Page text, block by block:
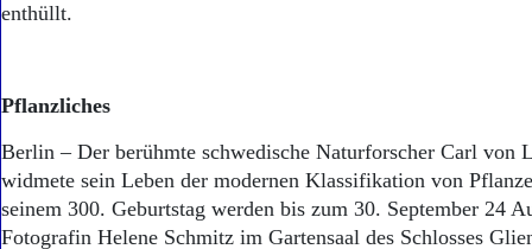
Abo Prämien
Archiv
Mediadaten
enthüllt.
Pflanzliches
Berlin – Der berühmte schwedische Naturforscher Carl von
widmete sein Leben der modernen Klassifikation von
seinem 300. Geburtstag werden bis zum 30. September 24
Fotografin Helene Schmitz im Gartensaal des Schlosses